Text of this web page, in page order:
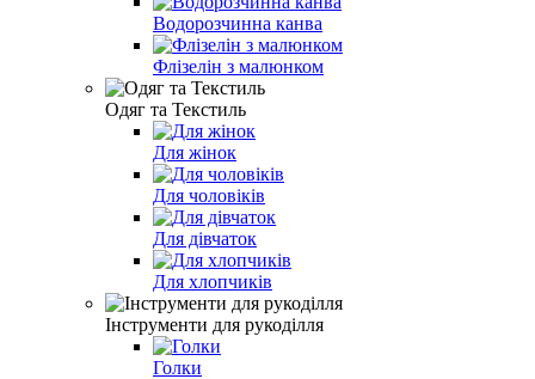
Водорозчинна канва
Флізелін з малюнком
Одяг та Текстиль
Для жінок
Для чоловіків
Для дівчаток
Для хлопчиків
Інструменти для рукоділля
Голки